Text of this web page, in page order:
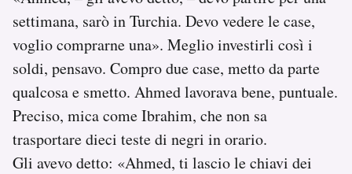
settimana, sarò in Turchia. Devo vedere le case,
voglio comprarne una». Meglio investirli così i
soldi, pensavo. Compro due case, metto da parte
qualcosa e smetto. Ahmed lavorava bene, puntuale.
Preciso, mica come Ibrahim, che non sa
trasportare dieci teste di negri in orario.
Gli avevo detto: «Ahmed, ti lascio le chiavi dei